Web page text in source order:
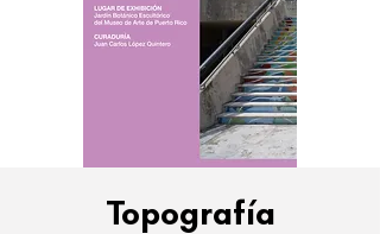
Topografía